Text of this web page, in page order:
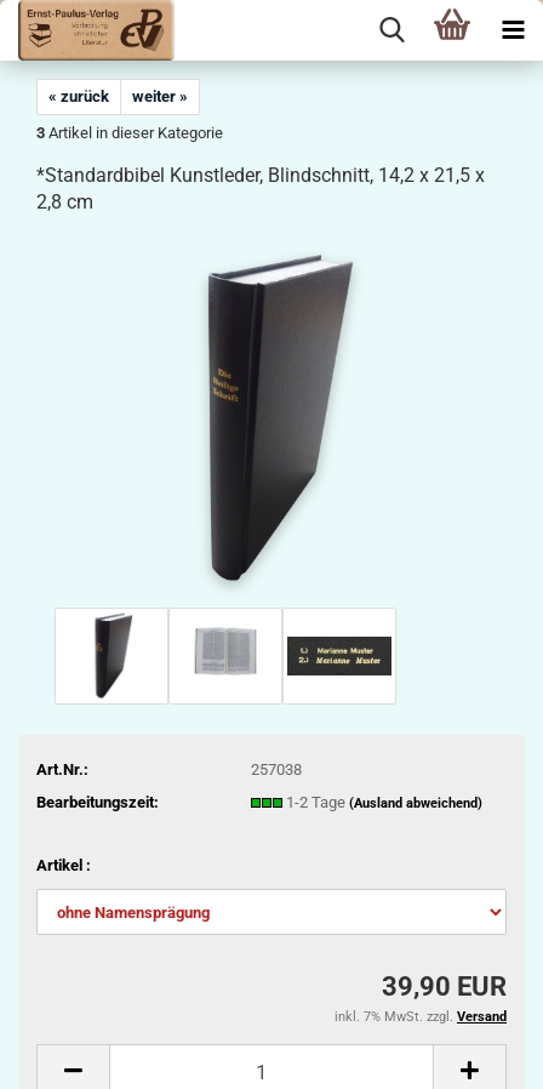
« zurück
weiter »
3 Artikel in dieser Kategorie
*Standardbibel Kunstleder, Blindschnitt, 14,2 x 21,5 x
2,8 cm
Art.Nr.:
257038
Bearbeitungszeit:
1-2 Tage (Ausland abweichend)
Artikel :
39,90 EUR
inkl. 7% MwSt. zzgl. Versand